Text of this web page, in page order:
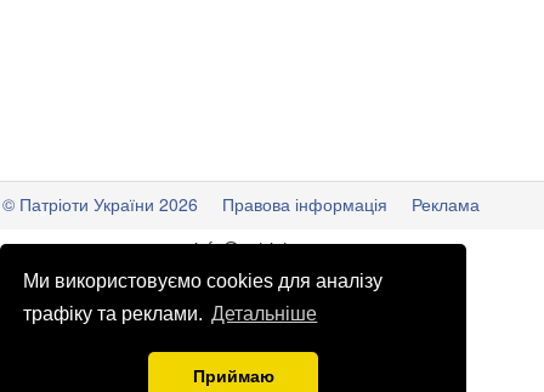
Ми використовуємо cookies для аналізу
трафіку та реклами. Детальніше
Приймаю
© Патріоти України 2026 Правова інформація
Реклама
info@patrioty.org.ua